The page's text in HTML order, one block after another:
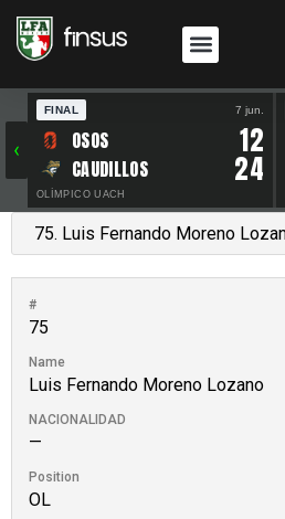
‹
FINAL 7 jun.
OSOS 12
CAUDILLOS 24
OLÍMPICO UACH
#
75
Name
Luis Fernando Moreno Lozano
NACIONALIDAD
—
Position
OL